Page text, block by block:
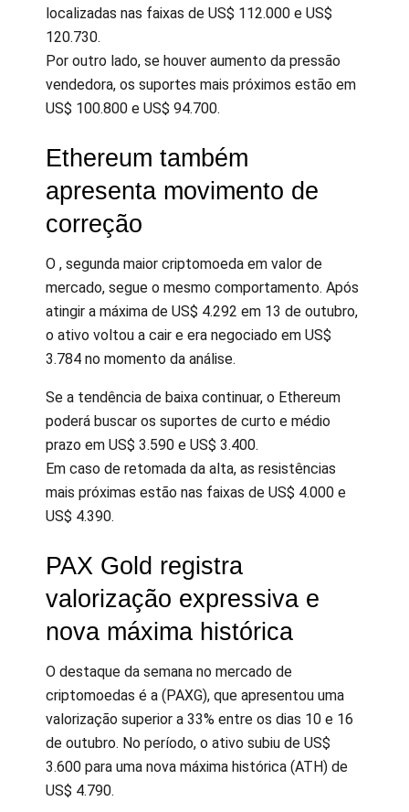
localizadas nas faixas de US$ 112.000 e US$
120.730.
Por outro lado, se houver aumento da pressão
vendedora, os suportes mais próximos estão em
US$ 100.800 e US$ 94.700.
Ethereum também
apresenta movimento de
correção
O , segunda maior criptomoeda em valor de
mercado, segue o mesmo comportamento. Após
atingir a máxima de US$ 4.292 em 13 de outubro,
o ativo voltou a cair e era negociado em US$
3.784 no momento da análise.
Se a tendência de baixa continuar, o Ethereum
poderá buscar os suportes de curto e médio
prazo em US$ 3.590 e US$ 3.400.
Em caso de retomada da alta, as resistências
mais próximas estão nas faixas de US$ 4.000 e
US$ 4.390.
PAX Gold registra
valorização expressiva e
nova máxima histórica
O destaque da semana no mercado de
criptomoedas é a (PAXG), que apresentou uma
valorização superior a 33% entre os dias 10 e 16
de outubro. No período, o ativo subiu de US$
3.600 para uma nova máxima histórica (ATH) de
US$ 4.790.